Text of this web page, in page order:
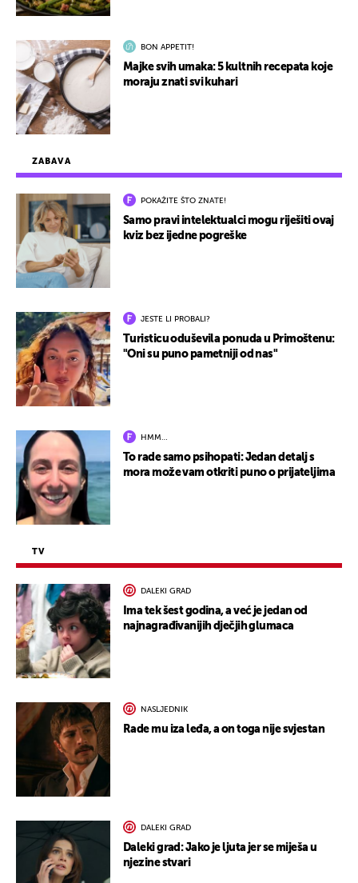
ZABAVA
POKAŽITE ŠTO ZNATE!
Samo pravi intelektualci mogu riješiti ovaj
kviz bez ijedne pogreške
JESTE LI PROBALI?
Turisticu oduševila ponuda u Primoštenu:
"Oni su puno pametniji od nas"
HMM…
To rade samo psihopati: Jedan detalj s
mora može vam otkriti puno o prijateljima
TV
DALEKI GRAD
Ima tek šest godina, a već je jedan od
najnagrađivanijih dječjih glumaca
NASLJEDNIK
Rade mu iza leđa, a on toga nije svjestan
DALEKI GRAD
Daleki grad: Jako je ljuta jer se miješa u
njezine stvari
BON APPETIT!
Majke svih umaka: 5 kultnih recepata koje
moraju znati svi kuhari